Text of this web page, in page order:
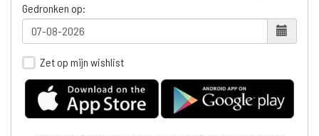
Gedronken op:
Zet op mijn wishlist